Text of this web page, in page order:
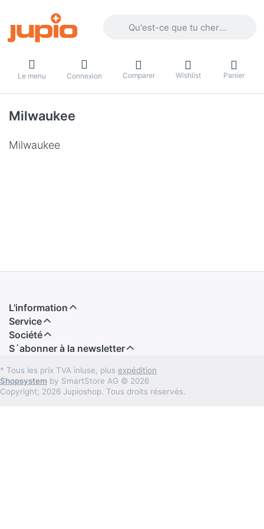
Le menu Connexion Comparer Wishlist Panier
Milwaukee
Milwaukee
L'information
Service
Société
S´abonner à la newsletter
* Tous les prix TVA inluse, plus expédition
Shopsystem by SmartStore AG © 2026
Copyright; 2026 Jupioshop. Tous droits réservés.